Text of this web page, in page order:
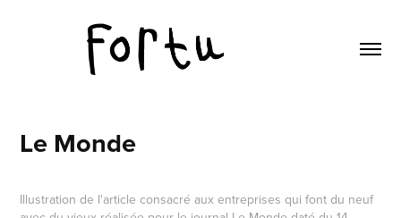
Le Monde
Illustration de l'article consacré aux entreprises qui font du neuf